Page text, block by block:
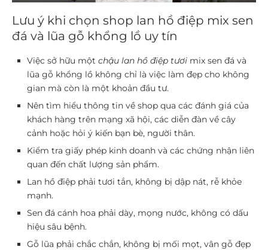
Lưu ý khi chọn shop lan hồ điệp mix sen
đá và lũa gỗ khổng lồ uy tín
Việc sở hữu một chậu lan hồ điệp tươi mix sen đá và
lũa gỗ khổng lồ không chỉ là việc làm đẹp cho không
gian mà còn là một khoản đầu tư.
Nên tìm hiểu thông tin về shop qua các đánh giá của
khách hàng trên mạng xã hội, các diễn đàn về cây
cảnh hoặc hỏi ý kiến bạn bè, người thân.
Kiểm tra giấy phép kinh doanh và các chứng nhận liên
quan đến chất lượng sản phẩm.
Lan hồ điệp phải tươi tắn, không bị dập nát, rễ khỏe
mạnh.
Sen đá cánh hoa phải dày, mọng nước, không có dấu
hiệu sâu bệnh.
Gỗ lũa phải chắc chắn, không bị mối mọt, vân gỗ đẹp